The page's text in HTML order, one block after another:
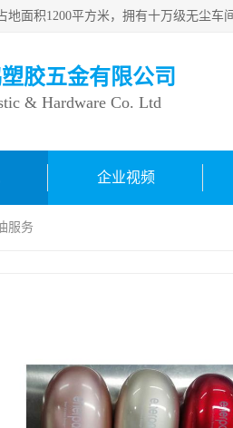
胶五金有限公司
& Hardware Co. Ltd
企业视频
服务